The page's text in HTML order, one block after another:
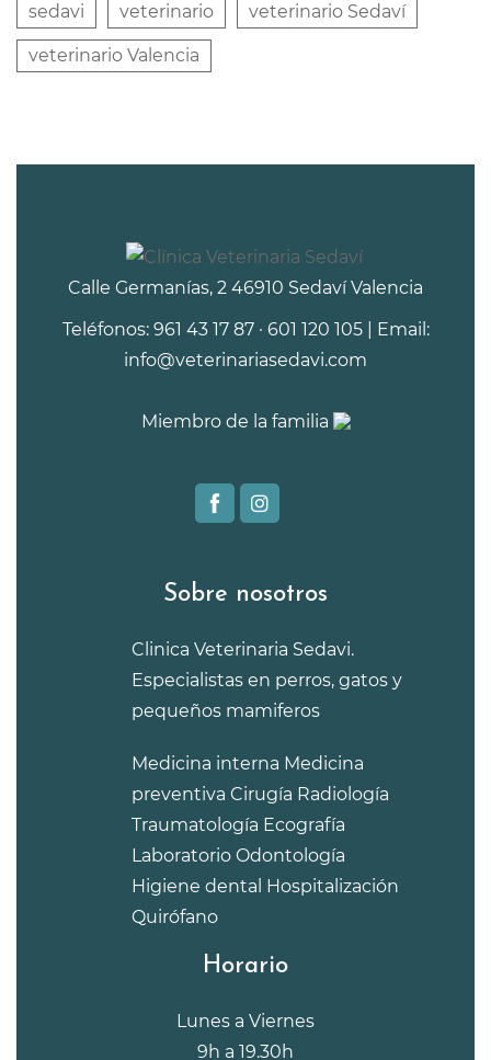
sedavi veterinario veterinario Sedaví
veterinario Valencia
Calle Germanías, 2 46910 Sedaví Valencia
Teléfonos: 961 43 17 87 · 601 120 105 | Email:
info@veterinariasedavi.com
Miembro de la familia
Sobre nosotros
Clinica Veterinaria Sedavi.
Especialistas en perros, gatos y
pequeños mamiferos
Medicina interna Medicina
preventiva Cirugía Radiología
Traumatología Ecografía
Laboratorio Odontología
Higiene dental Hospitalización
Quirófano
Horario
Lunes a Viernes
9h a 19.30h